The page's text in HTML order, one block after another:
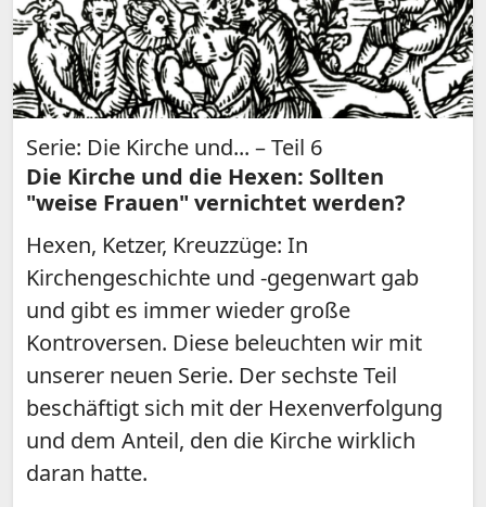
Serie: Die Kirche und... – Teil 6
Die Kirche und die Hexen: Sollten
"weise Frauen" vernichtet werden?
Hexen, Ketzer, Kreuzzüge: In
Kirchengeschichte und -gegenwart gab
und gibt es immer wieder große
Kontroversen. Diese beleuchten wir mit
unserer neuen Serie. Der sechste Teil
beschäftigt sich mit der Hexenverfolgung
und dem Anteil, den die Kirche wirklich
daran hatte.